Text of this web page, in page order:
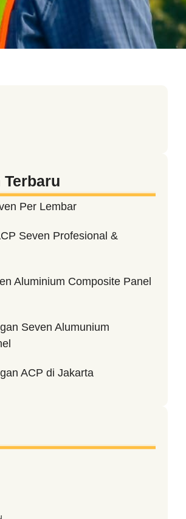
Per Lembar
Seven Profesional &
Aluminium Composite Panel
Seven Alumunium
ACP di Jakarta